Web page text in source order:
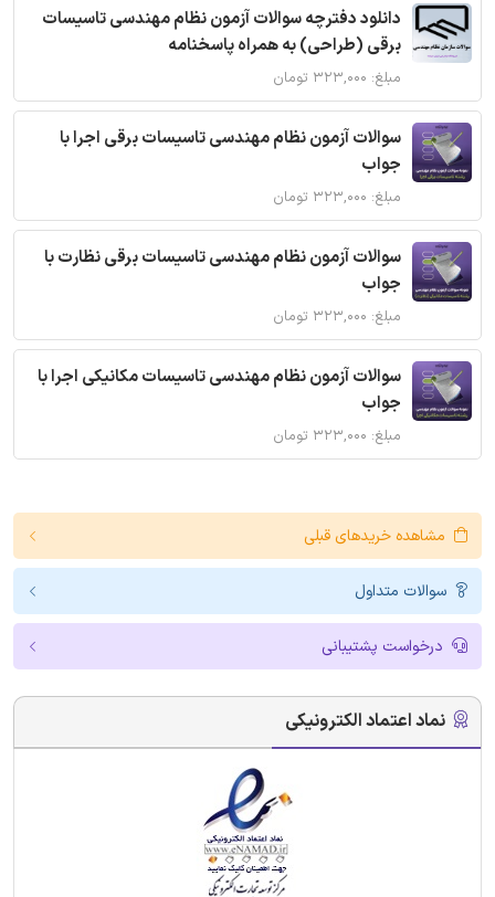
دانلود دفترچه سوالات آزمون نظام مهندسی تاسیسات
برقی (طراحی) به همراه پاسخنامه
مبلغ: ۳۲۳,۰۰۰ تومان
سوالات آزمون نظام مهندسی تاسیسات برقی اجرا با
جواب
مبلغ: ۳۲۳,۰۰۰ تومان
سوالات آزمون نظام مهندسی تاسیسات برقی نظارت با
جواب
مبلغ: ۳۲۳,۰۰۰ تومان
سوالات آزمون نظام مهندسی تاسیسات مکانیکی اجرا با
جواب
مبلغ: ۳۲۳,۰۰۰ تومان
مشاهده خریدهای قبلی
سوالات متداول
درخواست پشتیبانی
نماد اعتماد الکترونیکی